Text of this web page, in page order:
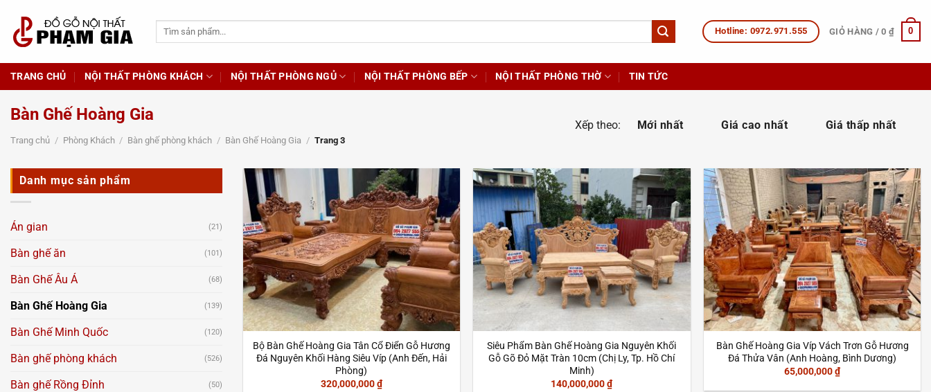
nội
dung
Hotline: 0972.971.555 GIỎ HÀNG /0 ₫ 0
TRANG CHỦ NỘI THẤT PHÒNG KHÁCH NỘI THẤT PHÒNG NGỦ NỘI THẤT PHÒNG BẾP NỘI THẤT PHÒNG THỜ TIN TỨC
Bàn Ghế Hoàng Gia
Trang chủ / Phòng Khách / Bàn ghế phòng khách / Bàn Ghế Hoàng Gia / Trang 3
Xếp theo: Mới nhất Giá cao nhất Giá thấp nhất
Danh mục sản phẩm
Án gian (21)
Bàn ghế ăn (101)
Bàn Ghế Âu Á (68)
Bàn Ghế Hoàng Gia (139)
Bàn Ghế Minh Quốc (120)
Bàn ghế phòng khách (526)
Bàn ghế Rồng Đỉnh (50)
Bộ Bàn Ghế Hoàng Gia Tân Cổ Điển Gỗ Hương
Đá Nguyên Khối Hàng Siêu Víp (Anh Đến, Hải
Phòng)
320,000,000₫
Siêu Phẩm Bàn Ghế Hoàng Gia Nguyên Khối
Gỗ Gõ Đỏ Mặt Tràn 10cm (Chị Ly, Tp. Hồ Chí
Minh)
140,000,000₫
Bàn Ghế Hoàng Gia Víp Vách Trơn Gỗ Hương
Đá Thửa Vân (Anh Hoàng, Bình Dương)
65,000,000₫